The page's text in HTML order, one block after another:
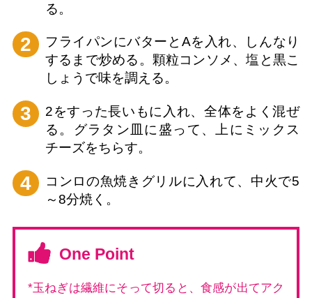
る。
2
フライパンにバターとAを入れ、しんなり
するまで炒める。顆粒コンソメ、塩と黒こ
しょうで味を調える。
3
2をすった長いもに入れ、全体をよく混ぜ
る。グラタン皿に盛って、上にミックス
チーズをちらす。
4
コンロの魚焼きグリルに入れて、中火で5
～8分焼く。
One Point
*玉ねぎは繊維にそって切ると、食感が出てアク